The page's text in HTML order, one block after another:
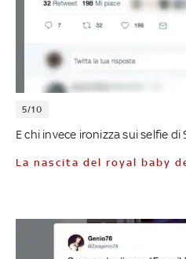
5/10
E chi invece ironizza sui selfie di
La nascita del royal baby